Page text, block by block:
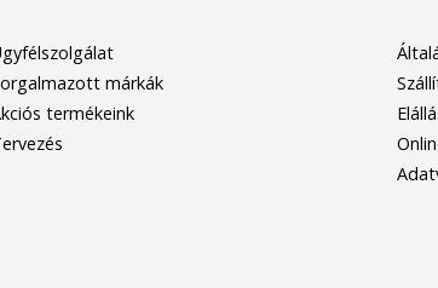
márkák
termékeink